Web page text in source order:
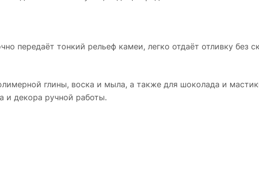
передаёт тонкий рельеф камеи, легко отдаёт отливку без
глины, воска и мыла, а также для шоколада и
и декора ручной работы.